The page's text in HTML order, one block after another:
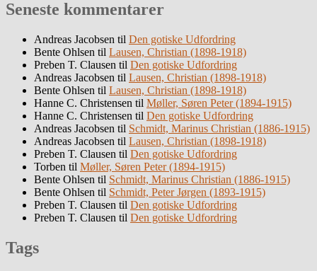
Seneste kommentarer
Andreas Jacobsen til Den gotiske Udfordring
Bente Ohlsen til Lausen, Christian (1898-1918)
Preben T. Clausen til Den gotiske Udfordring
Andreas Jacobsen til Lausen, Christian (1898-1918)
Bente Ohlsen til Lausen, Christian (1898-1918)
Hanne C. Christensen til Møller, Søren Peter (1894-1915)
Hanne C. Christensen til Den gotiske Udfordring
Andreas Jacobsen til Schmidt, Marinus Christian (1886-1915)
Andreas Jacobsen til Lausen, Christian (1898-1918)
Preben T. Clausen til Den gotiske Udfordring
Torben til Møller, Søren Peter (1894-1915)
Bente Ohlsen til Schmidt, Marinus Christian (1886-1915)
Bente Ohlsen til Schmidt, Peter Jørgen (1893-1915)
Preben T. Clausen til Den gotiske Udfordring
Preben T. Clausen til Den gotiske Udfordring
Tags